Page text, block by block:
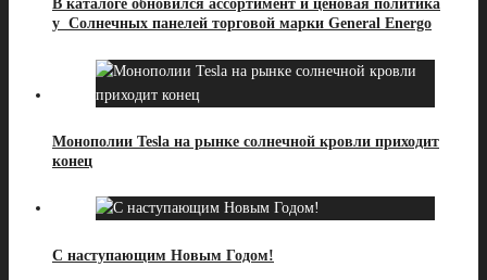
В каталоге обновился ассортимент и ценовая политика
у Солнечных панелей торговой марки General Energo
Монополии Tesla на рынке солнечной кровли приходит
конец
С наступающим Новым Годом!